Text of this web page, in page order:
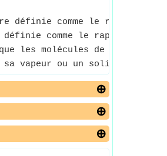
comme le rapport du
comme le rapport du
les molécules de gaz
ou un solide donné